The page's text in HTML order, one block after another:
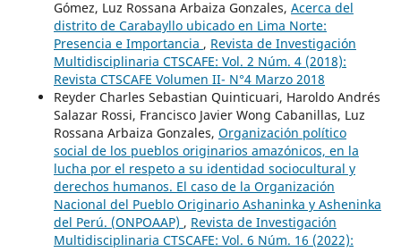
Gómez, Luz Rossana Arbaiza Gonzales, Acerca del
distrito de Carabayllo ubicado en Lima Norte:
Presencia e Importancia , Revista de Investigación
Multidisciplinaria CTSCAFE: Vol. 2 Núm. 4 (2018):
Revista CTSCAFE Volumen II- N°4 Marzo 2018
Reyder Charles Sebastian Quinticuari, Haroldo Andrés
Salazar Rossi, Francisco Javier Wong Cabanillas, Luz
Rossana Arbaiza Gonzales, Organización político
social de los pueblos originarios amazónicos, en la
lucha por el respeto a su identidad sociocultural y
derechos humanos. El caso de la Organización
Nacional del Pueblo Originario Ashaninka y Asheninka
del Perú. (ONPOAAP) , Revista de Investigación
Multidisciplinaria CTSCAFE: Vol. 6 Núm. 16 (2022):